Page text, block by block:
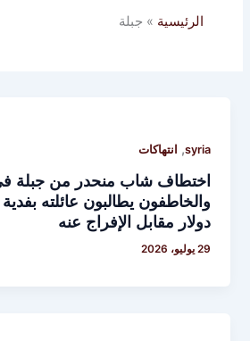
الرئيسية جبلة
syria
, انتهاكات
اختطاف شاب منحدر من جبلة
دولار مقابل الإفراج عنه
29 يوليو، 2026